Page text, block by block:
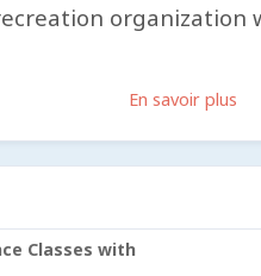
organization
En savoir plus
Classes with